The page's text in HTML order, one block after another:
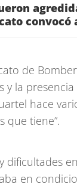
convocó
de
la
hace
que tiene”.
dificultades
en